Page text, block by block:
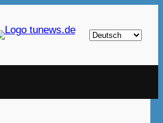
Sprache